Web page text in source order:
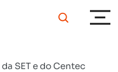
SET e do Centec